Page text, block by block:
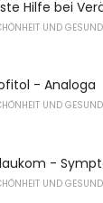
Hilfe bei
UND
- Analoga
UND
-
UND